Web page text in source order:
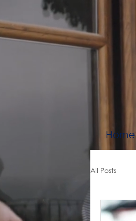
Home
All Posts